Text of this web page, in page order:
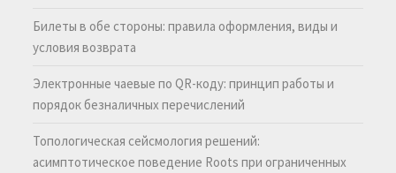
Билеты в обе стороны: правила оформления, виды и
условия возврата
Электронные чаевые по QR-коду: принцип работы и
порядок безналичных перечислений
Топологическая сейсмология решений:
асимптотическое поведение Roots при ограниченных